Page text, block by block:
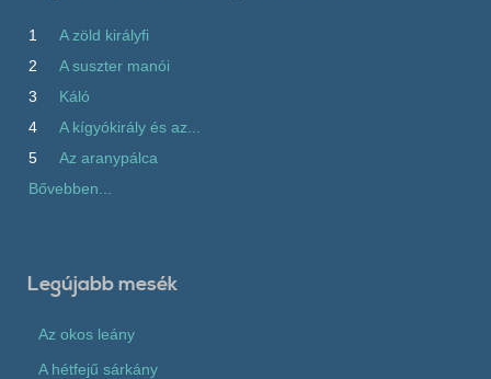
1
A zöld királyfi
2
A suszter manói
3
Káló
4
A kígyókirály és az...
5
Az aranypálca
Bővebben...
Legújabb mesék
Az okos leány
A hétfejű sárkány